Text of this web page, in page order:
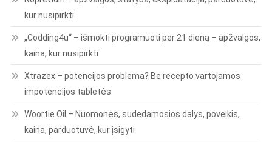
kur nusipirkti
„Codding4u“ – išmokti programuoti per 21 dieną – apžvalgos,
kaina, kur nusipirkti
Xtrazex – potencijos problema? Be recepto vartojamos
impotencijos tabletės
Woortie Oil – Nuomonės, sudedamosios dalys, poveikis,
kaina, parduotuvė, kur įsigyti